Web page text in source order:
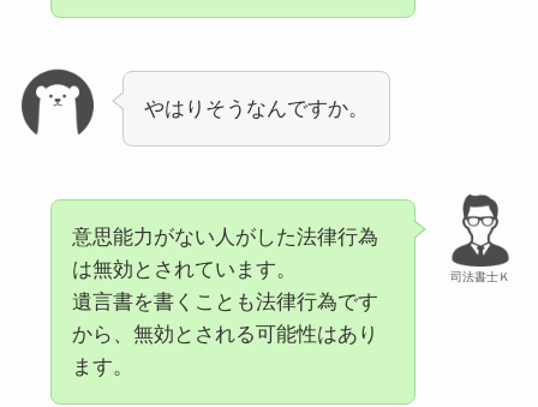
やはりそうなんですか。
司法書士Ｋ
意思能力がない人がした法律行為
は無効とされています。
遺言書を書くことも法律行為です
から、無効とされる可能性はあり
ます。